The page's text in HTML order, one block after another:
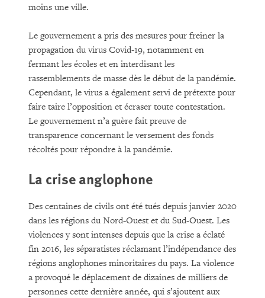
moins une ville.
Le gouvernement a pris des mesures pour freiner la
propagation du virus Covid-19, notamment en
fermant les écoles et en interdisant les
rassemblements de masse dès le début de la pandémie.
Cependant, le virus a également servi de prétexte pour
faire taire l’opposition et écraser toute contestation.
Le gouvernement n’a guère fait preuve de
transparence concernant le versement des fonds
récoltés pour répondre à la pandémie.
La crise anglophone
Des centaines de civils ont été tués depuis janvier 2020
dans les régions du Nord-Ouest et du Sud-Ouest. Les
violences y sont intenses depuis que la crise a éclaté
fin 2016, les séparatistes réclamant l’indépendance des
régions anglophones minoritaires du pays. La violence
a provoqué le déplacement de dizaines de milliers de
personnes cette dernière année, qui s’ajoutent aux